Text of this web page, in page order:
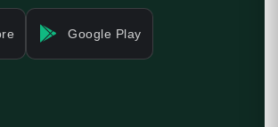
Google Play